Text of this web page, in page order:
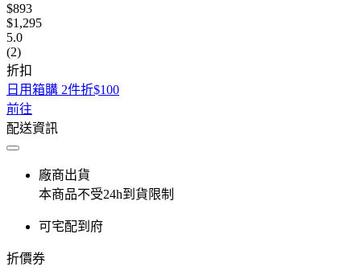
$893
$1,295
5.0
(2)
折扣
日用箱購 2件折$100
前往
配送資訊
廠商出貨
本商品不受24h到貨限制
可宅配到府
折價券